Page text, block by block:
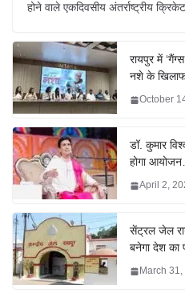
होने वाले एकदिवसीय अंतर्राष्ट्रीय
रायपुर में
नशे के
October
डॉ. कुमार
होगा
April 2,
सेंट्रल जेल
बनेगा देश का
March